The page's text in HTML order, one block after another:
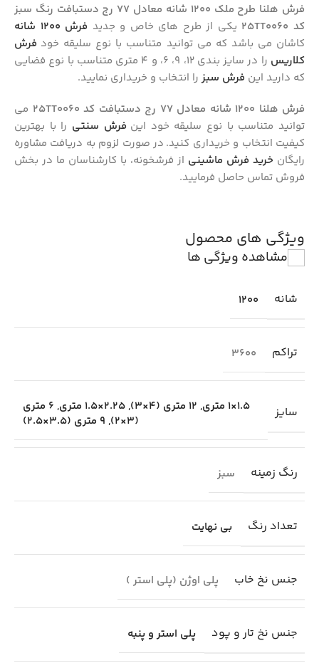
فرش هلنا طرح ملک 1200 شانه معادل 77 رج دستبافت رنگ سبز
کد 25TT0060
یکی از طرح های خاص و جدید فرش 1200 شانه
کاشان می باشد که می توانید متناسب با نوع سلیقه خود فرش
کلاریس
را در سایز بندی 12، 9، 6، و 4 متری متناسب با نوع فضایی
که دارید این فرش سبزرا انتخاب و خریداری نمایید.
فرش هلنا 1200 شانه معادل 77 رج دستبافت کد 25TT0060
می
توانید متناسب با نوع سلیقه خود این فرش سنتی را با بهترین
کیفیت انتخاب و خریداری کنید. در صورت لزوم به دریافت مشاوره
رایگان خرید فرش ماشینی از فرشخونه، با کارشناسان ما در بخش
فروش تماس حاصل فرمایید.
ویژگی های محصول
مشاهده ویژگی ها
شانه 1200
تراکم 3600
سایز 1.5×1 متری , 12 متری (4×3) ,2.25×1.5 متری ,
6 متری
(3×2)
, 9 متری (3.5×2.5)
رنگ زمینه سبز
تعداد رنگ بی نهایت
جنس نخ خاب پلی اوژن (پلی استر )
جنس نخ تار و پود پلی استر و پنبه